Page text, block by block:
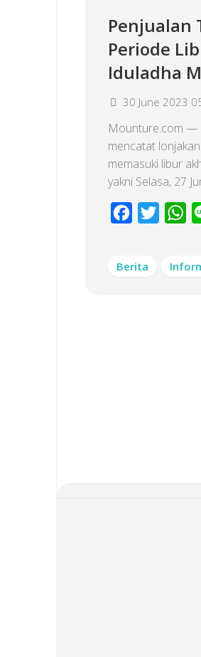
Penjualan
Periode
Iduladha
30 June 2023
Mounture.com —
mencatat
memasuki libur
yakni Selasa, 27
Facebook
Twitter
Berita